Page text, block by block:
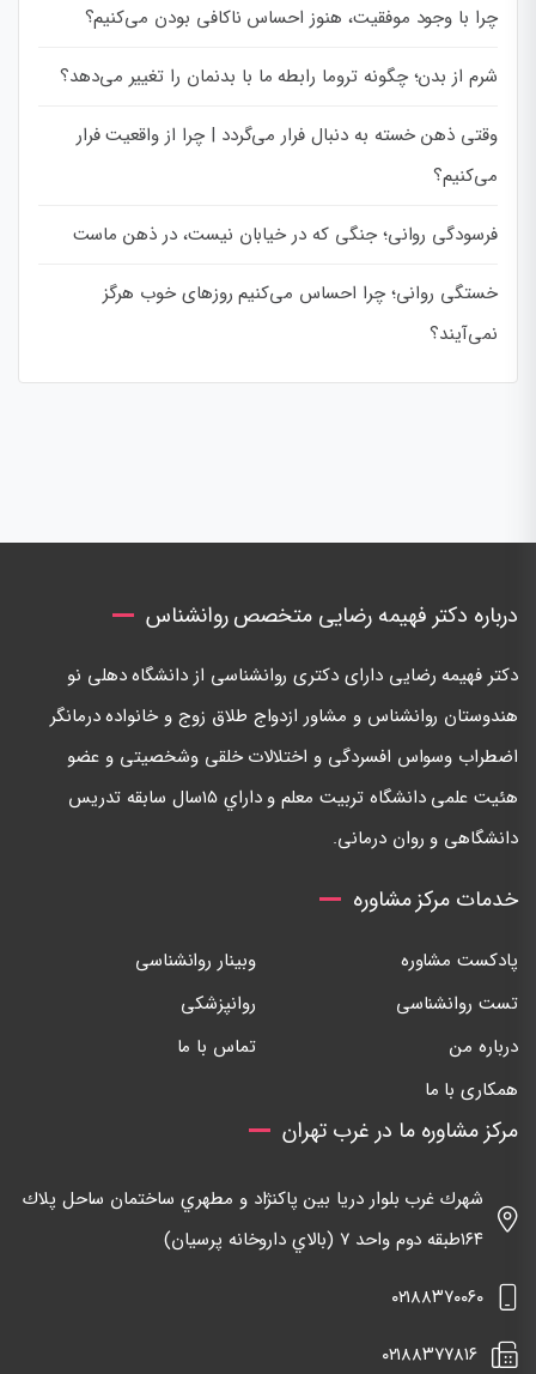
چرا با وجود موفقیت، هنوز احساس ناکافی بودن می‌کنیم؟
شرم از بدن؛ چگونه تروما رابطه ما با بدنمان را تغییر می‌دهد؟
وقتی ذهن خسته به دنبال فرار می‌گردد | چرا از واقعیت فرار
می‌کنیم؟
فرسودگی روانی؛ جنگی که در خیابان نیست، در ذهن ماست
خستگی روانی؛ چرا احساس می‌کنیم روزهای خوب هرگز
نمی‌آیند؟
درباره دکتر فهیمه رضایی متخصص روانشناس
دكتر فهيمه رضايی دارای دكتری روانشناسی از دانشگاه دهلی نو
هندوستان روانشناس و مشاور ازدواج طلاق زوج و خانواده درمانگر
اضطراب وسواس افسردگی و اختلالات خلقی وشخصيتی و عضو
هئيت علمی دانشگاه تربيت معلم و داراي ١٥سال سابقه تدريس
دانشگاهی و روان درمانی.
خدمات مرکز مشاوره
پادکست مشاوره
وبینار روانشناسی
تست روانشناسی
روانپزشکی
درباره من
تماس با ما
همکاری با ما
مرکز مشاوره ما در غرب تهران
شهرك غرب بلوار دريا بين پاكنژاد و مطهري ساختمان ساحل پلاك
١٦٤طبقه دوم واحد ٧ (بالاي داروخانه پرسيان)
٠٢١٨٨٣٧٠٠٦٠
٠٢١٨٨٣٧٧٨١٦